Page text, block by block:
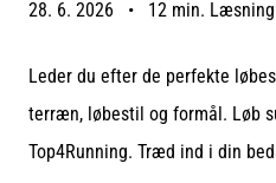
er
og
hvordan
udføres
de?
28. 6. 2026 • 12 min. Læsning
Leder du efter de perfekte
terræn, løbestil og formål. Løb
Top4Running. Træd ind i din